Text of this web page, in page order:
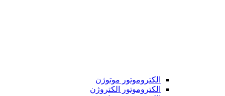
الکتروموتور موتوژن
الکتروموتور الکتروژن